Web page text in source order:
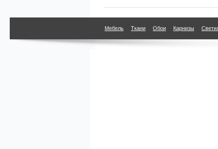
Мебель Ткани Обои Карнизы